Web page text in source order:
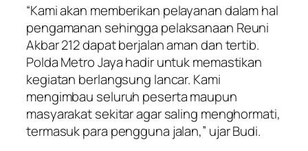
“Kami akan memberikan pelayanan dalam hal
pengamanan sehingga pelaksanaan Reuni
Akbar 212 dapat berjalan aman dan tertib.
Polda Metro Jaya hadir untuk memastikan
kegiatan berlangsung lancar. Kami
mengimbau seluruh peserta maupun
masyarakat sekitar agar saling menghormati,
termasuk para pengguna jalan,” ujar Budi.